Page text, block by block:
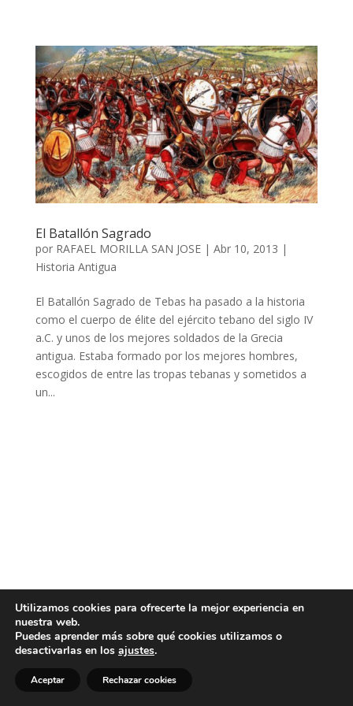
El Batallón Sagrado
por RAFAEL MORILLA SAN JOSE| Abr 10, 2013 |
Historia Antigua
El Batallón Sagrado de Tebas ha pasado a la historia
como el cuerpo de élite del ejército tebano del siglo IV
a.C. y unos de los mejores soldados de la Grecia
antigua. Estaba formado por los mejores hombres,
escogidos de entre las tropas tebanas y sometidos a
un...
Utilizamos cookies para ofrecerte la mejor experiencia en
nuestra web.
Puedes aprender más sobre qué cookies utilizamos o
desactivarlas en los ajustes.
Aceptar Rechazar cookies